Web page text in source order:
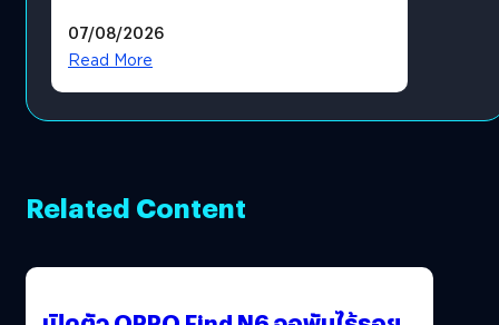
โดยตรง
07/08/2026
Read More
Related Content